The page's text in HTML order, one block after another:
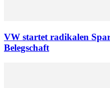
VW startet radikalen
Belegschaft